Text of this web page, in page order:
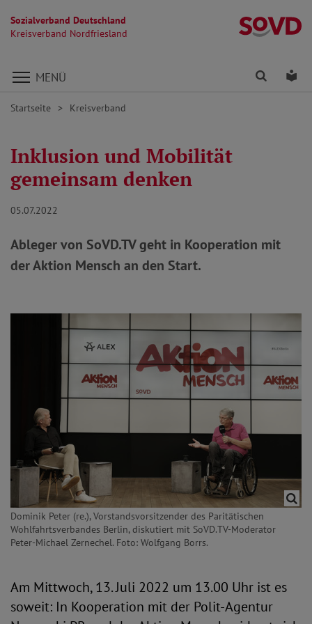
Sozialverband Deutschland
Kreisverband Nordfriesland
Direkt zu den Inhalten springen
MENÜ Finden
Startseite Kreisverband
Inklusion und Mobilität
gemeinsam denken
05.07.2022
Ableger von SoVD.TV geht in Kooperation mit
der Aktion Mensch an den Start.
Dominik Peter (re.), Vorstandsvorsitzender des Paritätischen
Wohlfahrtsverbandes Berlin, diskutiert mit SoVD.TV-Moderator
Peter-Michael Zernechel. Foto: Wolfgang Borrs.
Am Mittwoch, 13. Juli 2022 um 13.00 Uhr ist es
soweit: In Kooperation mit der Polit-Agentur